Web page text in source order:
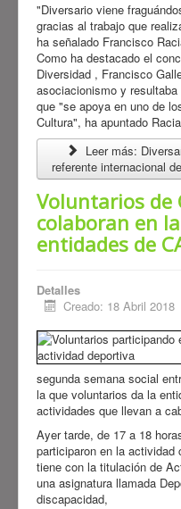
"Diversario viene
gracias al trabajo que
ha señalado Francisco
Como ha destacado el
Diversidad , Francisco
asociacionismo y
que "se apoya en uno de
Cultura", ha apuntado
Leer más:
referente internacional
Voluntarios de
colaboran en
entidades de
Detalles
Creado: 18 Abril 2018
segunda semana social
la que voluntarios da la
actividades que llevan a
Ayer tarde, de 17 a 18
participaron en la actividad
tiene con la titulación de
una asignatura llamada
discapacidad,